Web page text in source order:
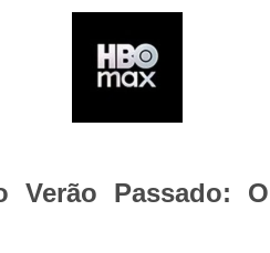
Verão Passado: O